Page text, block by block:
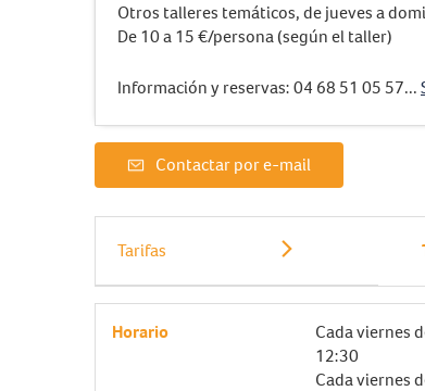
Otros talleres temáticos, de jueves a
De 10 a 15 €/persona (según el taller)
Información y reservas: 04 68 51 05 57...
Contactar por e-mail
Tarifas
Horario Cada viernes
12:30
Cada viernes